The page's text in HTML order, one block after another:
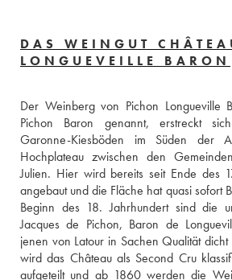
DAS WEINGUT
LONGUEVEILLE BARON
Der Weinberg von Pichon Longueville
Pichon Baron genannt, erstreckt
Garonne-Kiesböden im Süden der
Hochplateau zwischen den
Julien. Hier wird bereits seit Ende des
angebaut und die Fläche hat quasi sofort
Beginn des 18. Jahrhundert sind die
Jacques de Pichon, Baron de
jenen von Latour in Sachen Qualität
wird das Château als Second Cru
aufgeteilt und ab 1860 werden die